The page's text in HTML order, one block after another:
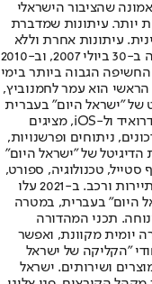
שהציבור הישראלי
יותר. עיתונות שמדברת
עיתונות אחרת וללא
תשלום. המהדורה המודפסת הראשונה פורסמה ב-30 ביולי 2007, וב-2010
הגבוה ביותר בימי
הראשי הוא עמר לחמנוביץ,
של "ישראל היום" בעברית
ובאנגלית, כמו כן היישומונים (אפליקציות) לאנדרואיד ול-iOS, מציגים
ניתוחים ופרשנויות,
הדיגיטל של "ישראל היום"
סטייל, טכנולוגיה, ספורט,
כלכלה וצרכנות, בריאות, חיילים, אוכל, יהדות, תיירות ורכב. ב-2021 עלו
היום" בעברית, במטרה
תכני המהדורה
יומית מקוונת, ואפשר
"הקליקה של ישראל
ושירותים. ישראל